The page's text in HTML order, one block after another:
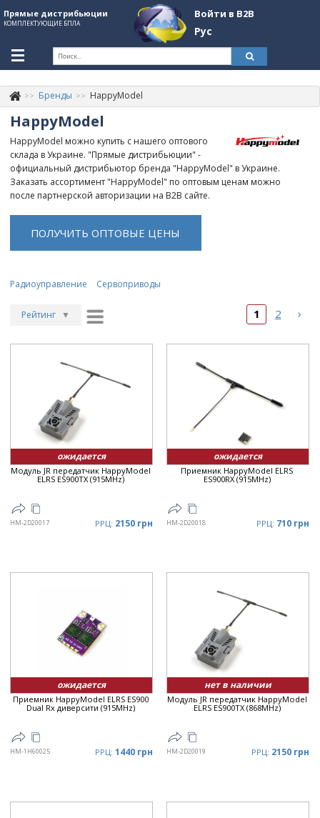
Прямые дистрибьюции
КОМПЛЕКТУЮЩИЕ БПЛА
Войти в B2B
Рус
+380507774092 Контакты
Информация о компании
About Company
Обзоры
Категории
Бренды HappyModel
HappyModel
HappyModel можно купить с нашего оптового
склада в Украине. "Прямые дистрибьюции" -
официальный дистрибьютор бренда "HappyModel" в Украине.
Заказать ассортимент "HappyModel" по оптовым ценам можно
после партнерской авторизации на B2B сайте.
ПОЛУЧИТЬ ОПТОВЫЕ ЦЕНЫ
Радиоуправление Сервоприводы
Рейтинг ▼
▲
Цена ▼
1 2 ›
ожидается
Модуль JR передатчик HappyModel
ELRS ES900TX (915MHz)
HM-2D20017 РРЦ: 2150 грн
ожидается
Приемник HappyModel ELRS
ES900RX (915MHz)
HM-2D20018 РРЦ: 710 грн
ожидается
Приемник HappyModel ELRS ES900
Dual Rx диверсити (915MHz)
HM-1H60025 РРЦ: 1440 грн
нет в наличии
Модуль JR передатчик HappyModel
ELRS ES900TX (868MHz)
HM-2D20019 РРЦ: 2150 грн